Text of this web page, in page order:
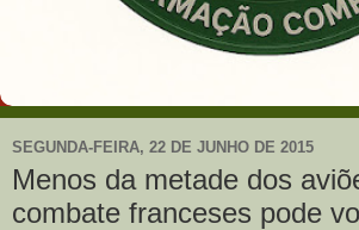
SEGUNDA-FEIRA, 22 DE JUNHO DE 2015
Menos da metade dos
combate franceses pode